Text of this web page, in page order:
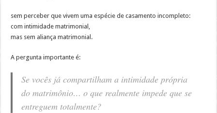
sem perceber que vivem uma espécie de casamento incompleto:
com intimidade matrimonial,
mas sem aliança matrimonial.
A pergunta importante é:
Se vocês já compartilham a intimidade própria
do matrimônio… o que realmente impede que se
entreguem totalmente?